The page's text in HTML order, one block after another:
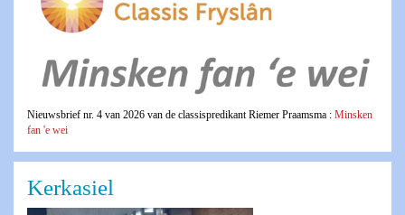
Nieuwsbrief nr. 4 van 2026 van de classispredikant Riemer Praamsma : Minsken
fan 'e wei
Kerkasiel